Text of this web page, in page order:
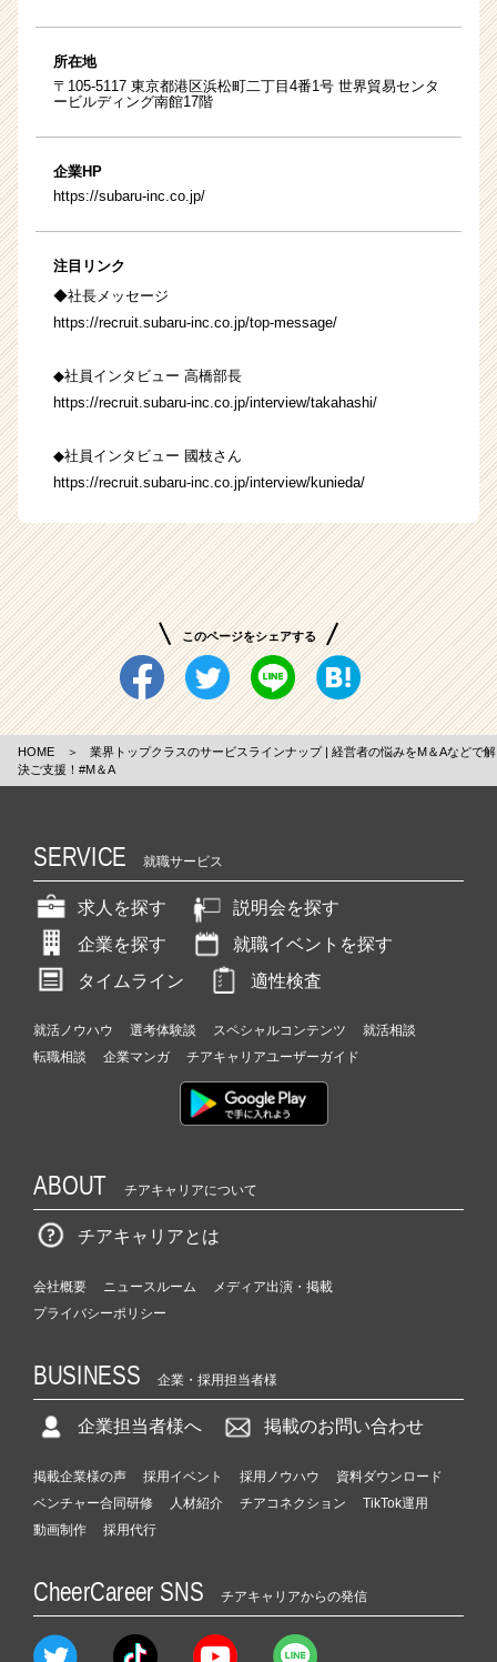
所在地
〒105-5117 東京都港区浜松町二丁目4番1号 世界貿易センタ
ービルディング南館17階
企業HP
https://subaru-inc.co.jp/
注目リンク
◆社長メッセージ
https://recruit.subaru-inc.co.jp/top-message/
◆社員インタビュー 高橋部長
https://recruit.subaru-inc.co.jp/interview/takahashi/
◆社員インタビュー 國枝さん
https://recruit.subaru-inc.co.jp/interview/kunieda/
このページをシェアする
HOME ＞
業界トップクラスのサービスラインナップ | 経営者の悩みをM＆Aなどで解
決ご支援！#M＆A
SERVICE 就職サービス
求人を探す
説明会を探す
企業を探す
就職イベントを探す
タイムライン
適性検査
就活ノウハウ 選考体験談 スペシャルコンテンツ
就活相談
転職相談
企業マンガ チアキャリアユーザーガイド
ABOUT チアキャリアについて
チアキャリアとは
会社概要 ニュースルーム
メディア出演・掲載
プライバシーポリシー
BUSINESS 企業・採用担当者様
企業担当者様へ 掲載のお問い合わせ
掲載企業様の声 採用イベント 採用ノウハウ
資料ダウンロード
ベンチャー合同研修
人材紹介 チアコネクション
TikTok運用
動画制作
採用代行
CheerCareer SNS チアキャリアからの発信